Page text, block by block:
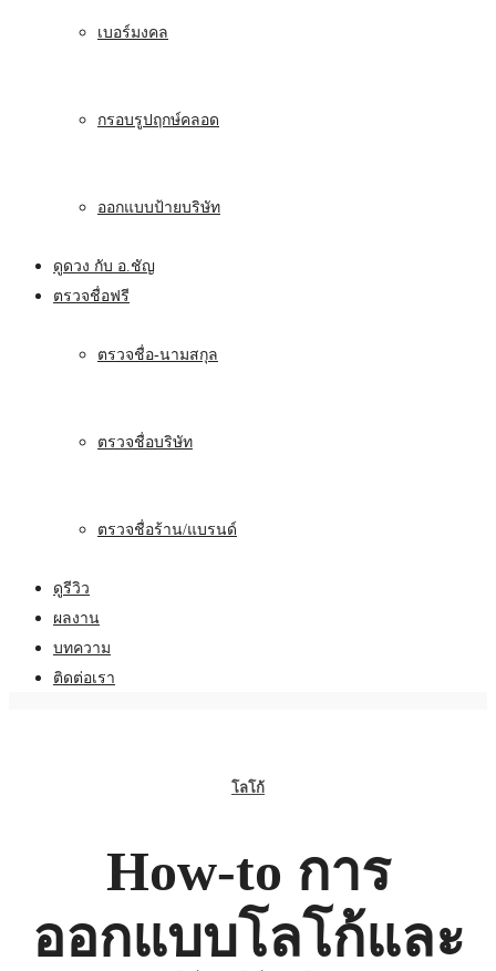
เบอร์มงคล
กรอบรูปฤกษ์คลอด
ออกแบบป้ายบริษัท
ดูดวง กับ อ.ชัญ
ตรวจชื่อฟรี
ตรวจชื่อ-นามสกุล
ตรวจชื่อบริษัท
ตรวจชื่อร้าน/แบรนด์
ดูรีวิว
ผลงาน
บทความ
ติดต่อเรา
โลโก้
How-to การ
ออกแบบโลโก้และ